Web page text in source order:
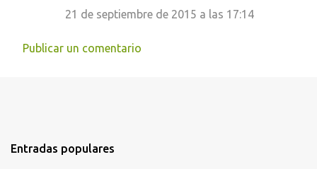
21 de septiembre de 2015 a las 17:14
Publicar un comentario
Entradas populares